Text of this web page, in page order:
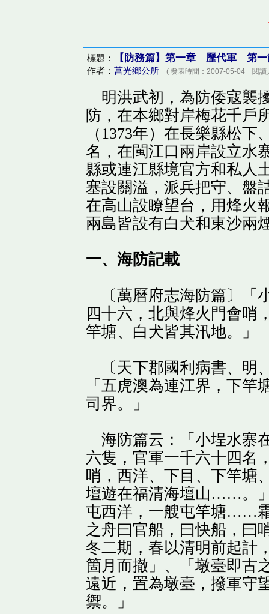
標題： 【防務篇】 第一章 歷代軍 第
作者： 莒光鄉公所 ( 發表時間：2007-05-04 閱讀
明洪武初，為防倭寇襲
防，在本鄉對岸梅花千戶
（1373年）在長樂縣松
名，在閩江口兩岸設立水
縣或連江縣境官方和私人
塞設關溢，派兵把守、盤
在高山設瞭望台，用烽火
兩島皆設有白犬和東沙兩
一、海防記載
〔萬曆府志海防篇〕「
四十六，北與烽火門會哨
竿塘、白犬皆其汛地。」
〔天下郡國利病書、明
「五虎澳為連江界，下
司界。」
海防篇云：「小埕水寨
六隻，官軍一千六十四名
哨，西洋、下目、下竿塘
壇遊在福清海壇山……。
屯西洋，一艘屯竿塘……
之舟曰官船，曰快船，曰
冬二期，春以清明前起計
箇月而撤」、「墩臺即古
遠近，置為墩臺，撥軍守
禦。」